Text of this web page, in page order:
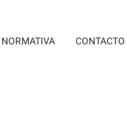
NORMATIVA CONTACTO